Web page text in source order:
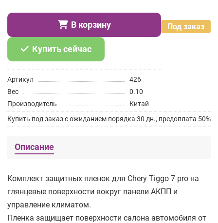
Под заказ
В корзину
Купить сейчас
Артикул
426
Вес
0.10
Производитель
Китай
Купить под заказ с ожиданием порядка 30 дн., предоплата 50%
Описание
Комплект защитных пленок для Chery Tiggo 7 pro на
глянцевые поверхности вокруг панели АКПП и
управление климатом.
Пленка защищает поверхности салона автомобиля от